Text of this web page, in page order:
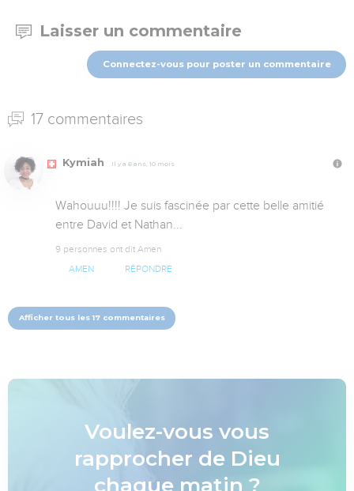
Laisser un commentaire
Connectez-vous pour poster un commentaire
17 commentaires
Kymiah Il y a 6 ans, 10 mois
Wahouuu!!!! Je suis fascinée par cette belle amitié
entre David et Nathan...
9 personnes ont dit Amen
AMEN RÉPONDRE
Afficher tous les 17 commentaires
Voulez-vous vous
rapprocher de Dieu
chaque matin ?